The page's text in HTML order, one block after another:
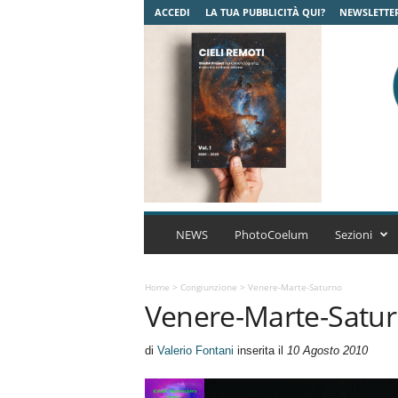
ACCEDI LA TUA PUBBLICITÀ QUI?
C
u
A
r
NEWS PhotoCoelum Sezioni
Home > Congiunzione > Venere-Marte-Saturno
Venere-Marte-
di Valerio Fontani inserita il 10 Agosto 2010